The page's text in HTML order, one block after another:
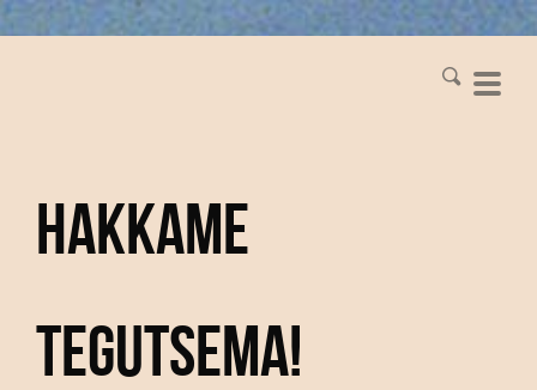
Hakkame
tegutsema!